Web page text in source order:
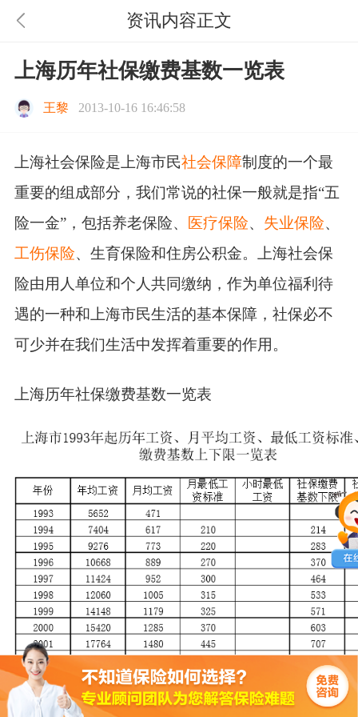
资讯内容正文
上海历年社保缴费基数一览表
王黎 2013-10-16 16:46:58
上海社会保险是上海市民社会保障制度的一个最
重要的组成部分，我们常说的社保一般就是指“五
险一金”，包括养老保险、
医疗保险、 失业保险、
工伤保险、生育保险和住房公积金。上海社会保
险由用人单位和个人共同缴纳，作为单位福利待
遇的一种和上海市民生活的基本保障，社保必不
可少并在我们生活中发挥着重要的作用。
上海历年社保缴费基数一览表